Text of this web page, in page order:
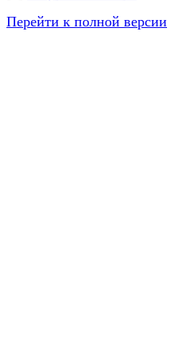
Перейти к полной версии